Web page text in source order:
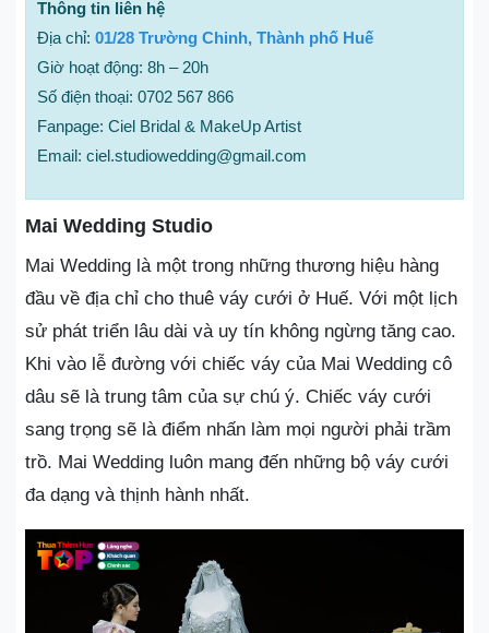
Thông tin liên hệ
Địa chỉ: 01/28 Trường Chinh, Thành phố Huế
Giờ hoạt động: 8h – 20h
Số điện thoại: 0702 567 866
Fanpage: Ciel Bridal & MakeUp Artist
Email: ciel.studiowedding@gmail.com
Mai Wedding Studio
Mai Wedding là một trong những thương hiệu hàng
đầu về địa chỉ cho thuê váy cưới ở Huế. Với một lịch
sử phát triển lâu dài và uy tín không ngừng tăng cao.
Khi vào lễ đường với chiếc váy của Mai Wedding cô
dâu sẽ là trung tâm của sự chú ý. Chiếc váy cưới
sang trọng sẽ là điểm nhấn làm mọi người phải trầm
trồ. Mai Wedding luôn mang đến những bộ váy cưới
đa dạng và thịnh hành nhất.